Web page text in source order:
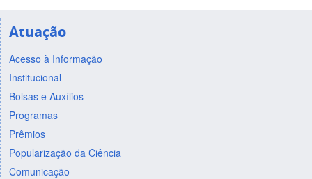
Atuação
Acesso à Informação
Institucional
Bolsas e Auxílios
Programas
Prêmios
Popularização da Ciência
Comunicação